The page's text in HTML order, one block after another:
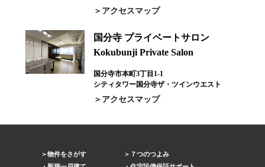
アクセスマップ
国分寺 プライベートサロン
Kokubunji Private Salon
国分寺市本町3丁目1-1
シティタワー国分寺ザ・ツインウエスト
アクセスマップ
物件をさがす
７つのつよみ